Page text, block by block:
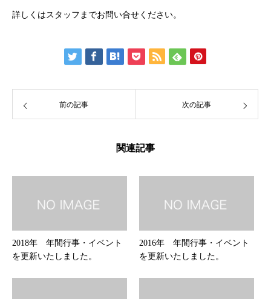
詳しくはスタッフまでお問い合せください。
前の記事 次の記事
関連記事
2018年 年間行事・イベント
を更新いたしました。
2016年 年間行事・イベント
を更新いたしました。